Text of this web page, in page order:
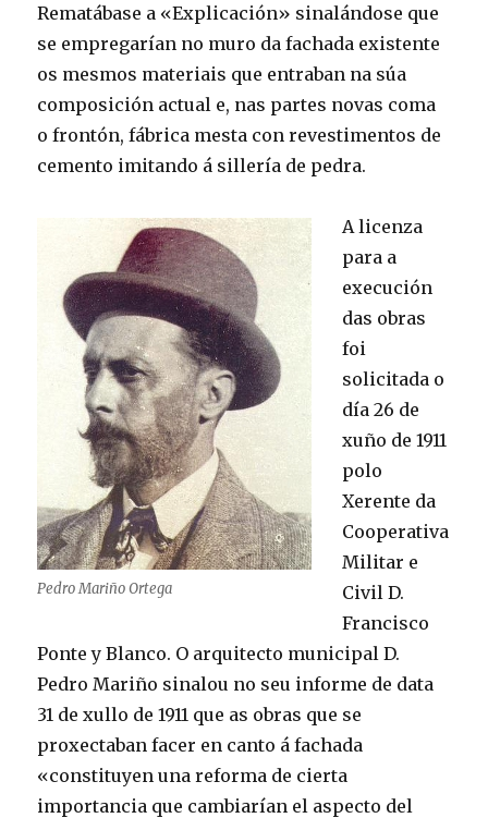
Rematábase a «Explicación» sinalándose que
se empregarían no muro da fachada existente
os mesmos materiais que entraban na súa
composición actual e, nas partes novas coma
o frontón, fábrica mesta con revestimentos de
cemento imitando á sillería de pedra.
Pedro Mariño Ortega
A licenza
para a
execución
das obras
foi
solicitada o
día 26 de
xuño de 1911
polo
Xerente da
Cooperativa
Militar e
Civil D.
Francisco
Ponte y Blanco. O arquitecto municipal D.
Pedro Mariño sinalou no seu informe de data
31 de xullo de 1911 que as obras que se
proxectaban facer en canto á fachada
«constituyen una reforma de cierta
importancia que cambiarían el aspecto del